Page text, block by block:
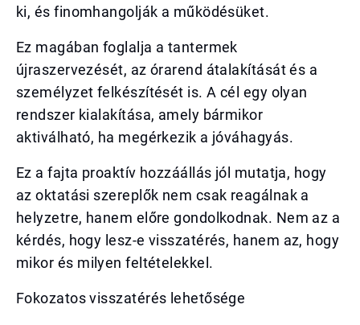
ki, és finomhangolják a működésüket.
Ez magában foglalja a tantermek
újraszervezését, az órarend átalakítását és a
személyzet felkészítését is. A cél egy olyan
rendszer kialakítása, amely bármikor
aktiválható, ha megérkezik a jóváhagyás.
Ez a fajta proaktív hozzáállás jól mutatja, hogy
az oktatási szereplők nem csak reagálnak a
helyzetre, hanem előre gondolkodnak. Nem az a
kérdés, hogy lesz-e visszatérés, hanem az, hogy
mikor és milyen feltételekkel.
Fokozatos visszatérés lehetősége